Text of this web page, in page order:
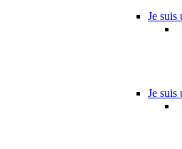
Je suis
Je suis